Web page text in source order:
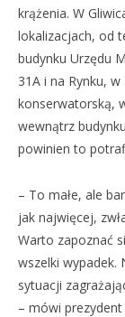
krążenia. W
lokalizacjach, od
budynku Urzędu
31A i na Rynku,
konserwatorską,
wewnątrz
powinien to
– To małe, ale
jak najwięcej,
Warto zapoznać
wszelki wypadek.
sytuacji
– mówi